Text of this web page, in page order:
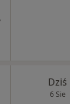
Dziś
6 Sie